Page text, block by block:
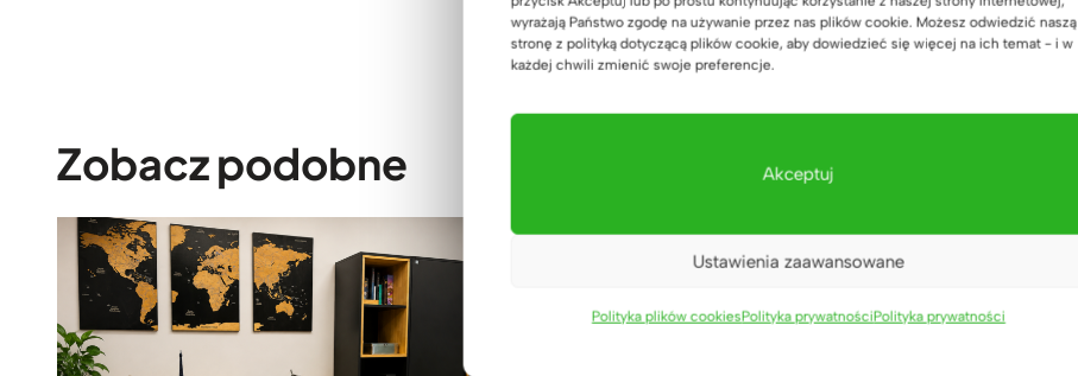
wyrażają Państwo zgodę na używanie przez nas plików cookie. Możesz odwiedzić naszą
stronę z polityką dotyczącą plików cookie, aby dowiedzieć się więcej na ich temat - i w
każdej chwili zmienić swoje preferencje.
Akceptuj
Ustawienia zaawansowane
Polityka plików cookiesPolityka prywatnościPolityka prywatności
Zobacz podobne